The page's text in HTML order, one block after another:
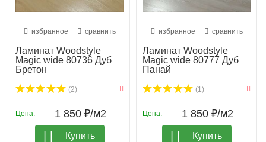
избранное сравнить
Ламинат Woodstyle
Magic wide 80736 Дуб
Бретон
(2)
Цена: 1 850 ₽/м2
Купить
избранное сравнить
Ламинат Woodstyle
Magic wide 80777 Дуб
Панай
(1)
Цена: 1 850 ₽/м2
Купить